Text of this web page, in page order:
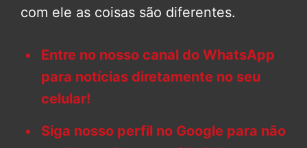
com ele as coisas são diferentes.
Entre no nosso canal do WhatsApp
para notícias diretamente no seu
celular!
Siga nosso perfil no Google para não